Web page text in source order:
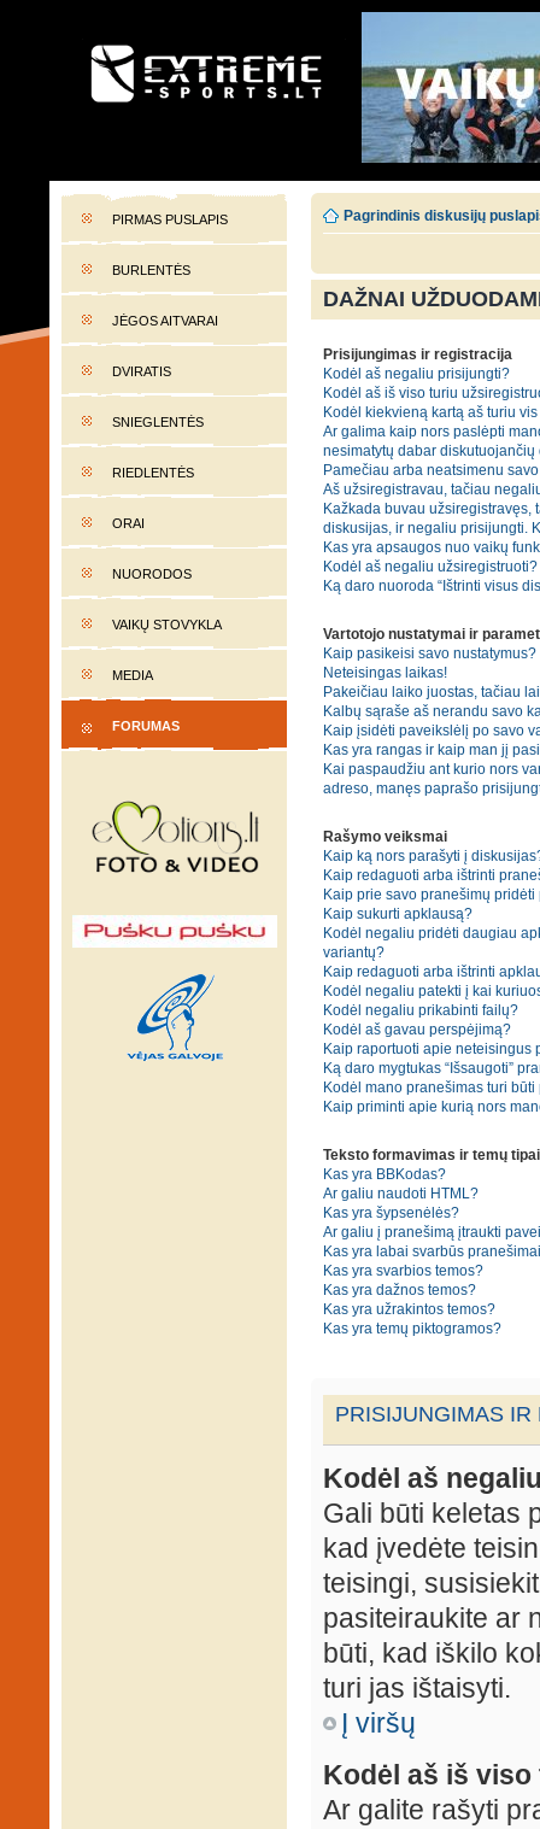
EXTREME-SPORTS.LT
PIRMAS PUSLAPIS
BURLENTĖS
JĖGOS AITVARAI
DVIRATIS
SNIEGLENTĖS
RIEDLENTĖS
ORAI
NUORODOS
VAIKŲ STOVYKLA
MEDIA
FORUMAS
Pagrindinis diskusijų
DAŽNAI
Prisijungimas ir registracija
Kodėl aš negaliu prisijungti?
Kodėl aš iš viso turiu
Kodėl kiekvieną kartą aš turiu
Ar galima kaip nors paslėpti
nesimatytų dabar
Pamečiau arba neatsimenu
Aš užsiregistravau, tačiau
Kažkada buvau užsiregistravęs,
diskusijas, ir negaliu prisijungti.
Kas yra apsaugos nuo vaikų
Kodėl aš negaliu užsiregistruoti?
Ką daro nuoroda “Ištrinti visus
Vartotojo nustatymai ir
Kaip pasikeisi savo nustatymus?
Neteisingas laikas!
Pakeičiau laiko juostas, tačiau
Kalbų sąraše aš nerandu savo
Kaip įsidėti paveikslėlį po savo
Kas yra rangas ir kaip man jį
Kai paspaudžiu ant kurio nors
adreso, manęs paprašo
Rašymo veiksmai
Kaip ką nors parašyti į
Kaip redaguoti arba ištrinti
Kaip prie savo pranešimų pridėti
Kaip sukurti apklausą?
Kodėl negaliu pridėti daugiau
variantų?
Kaip redaguoti arba ištrinti
Kodėl negaliu patekti į kai
Kodėl negaliu prikabinti failų?
Kodėl aš gavau perspėjimą?
Kaip raportuoti apie neteisingus
Ką daro mygtukas “Išsaugoti”
Kodėl mano pranešimas turi būti
Kaip priminti apie kurią nors
Teksto formavimas ir temų tipai
Kas yra BBKodas?
Ar galiu naudoti HTML?
Kas yra šypsenėlės?
Ar galiu į pranešimą įtraukti
Kas yra labai svarbūs
Kas yra svarbios temos?
Kas yra dažnos temos?
Kas yra užrakintos temos?
Kas yra temų piktogramos?
PRISIJUNGIMAS IR
Kodėl aš
Gali būti keletas
kad įvedėte
teisingi,
pasiteiraukite ar
būti, kad iškilo
turi jas ištaisyti.
Į viršų
Kodėl aš iš
Ar galite rašyti